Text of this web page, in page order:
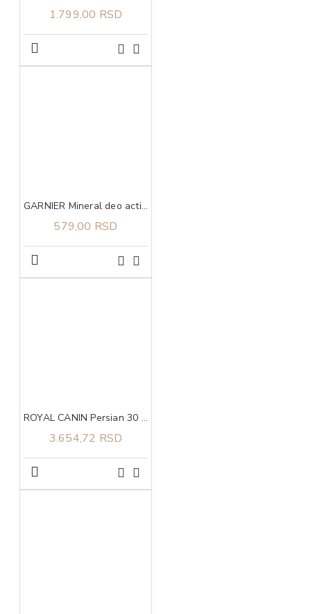
1.799,00 RSD
GARNIER Mineral deo action control thermic 72h sprej 150 ml
579,00 RSD
ROYAL CANIN Persian 30 2kg
3.654,72 RSD